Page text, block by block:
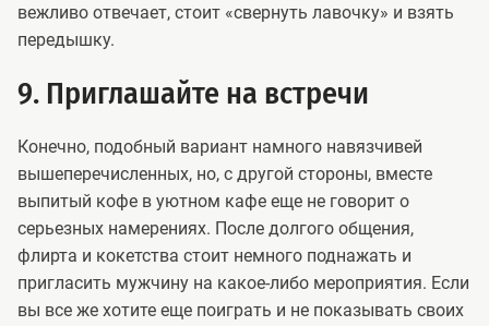
вежливо отвечает, стоит «свернуть лавочку» и взять
передышку.
9. Приглашайте на встречи
Конечно, подобный вариант намного навязчивей
вышеперечисленных, но, с другой стороны, вместе
выпитый кофе в уютном кафе еще не говорит о
серьезных намерениях. После долгого общения,
флирта и кокетства стоит немного поднажать и
пригласить мужчину на какое-либо мероприятия. Если
вы все же хотите еще поиграть и не показывать своих